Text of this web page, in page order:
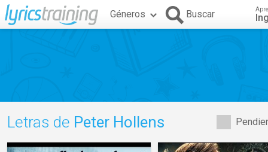
Géneros Buscar
Letras de Peter Hollens